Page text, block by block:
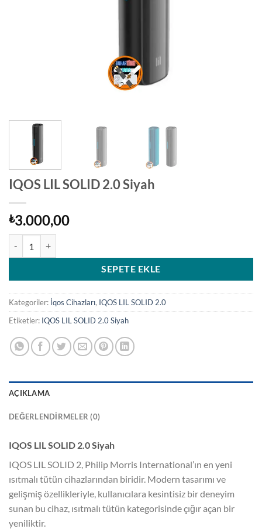
IQOS LIL SOLID 2.0 Siyah
₺3.000,00
SEPETE EKLE
Kategoriler: İqos Cihazları, IQOS LIL SOLID 2.0
Etiketler: IQOS LIL SOLID 2.0 Siyah
AÇIKLAMA
DEĞERLENDIRMELER (0)
IQOS LIL SOLID 2.0 Siyah
IQOS LIL SOLID 2, Philip Morris International’ın en yeni
ısıtmalı tütün cihazlarından biridir. Modern tasarımı ve
gelişmiş özellikleriyle, kullanıcılara kesintisiz bir deneyim
sunan bu cihaz, ısıtmalı tütün kategorisinde çığır açan bir
yeniliktir.